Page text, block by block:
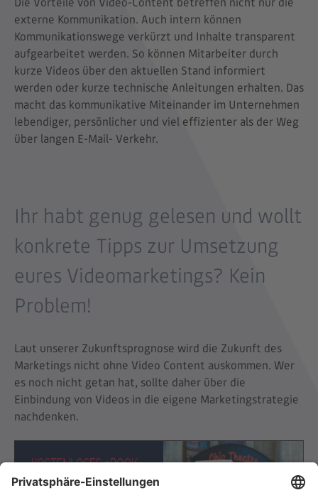
externe Kommunikation. Auch intern können
Kommunikationswege verkürzt und Inhalte transparent
aufgearbeitet werden. So können Mitarbeiter durch
kurze Videos über den aktuellen Stand informiert
werden oder kurze technische Anleitungen erhalten. Das
macht das kommunikative Miteinander im Unternehmen
lebendiger, persönlicher und viel effizienter als der Weg
über langen E-Mail- Verkehr.
Ihr habt genug gelesen und wollt
konkrete Tipps zur Umsetzung
eures Videomarketings? Kein
Problem!
Laut unserer Zukunftsprognose wird die Zukunft des
Marketings nicht ohne Video Content auskommen. Wer
es noch nicht getan hat, sollte daher über die
Einbindung von Videos in die eigene Marketingstrategie
nachdenken.